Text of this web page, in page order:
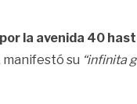
la avenida 40
manifestó su “infinita